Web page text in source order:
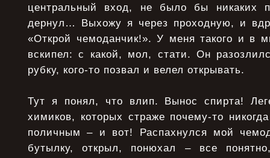
центральный вход, не было бы никаких
дернул… Выхожу я через проходную, и
«Открой чемоданчик!». У меня такого и в
вскипел: с какой, мол, стати. Он
рубку, кого-то позвал и велел открывать.
Тут я понял, что влип. Вынос спирта!
химиков, которых страже почему-то
поличным – и вот! Распахнулся мой
бутылку, открыл, понюхал – все